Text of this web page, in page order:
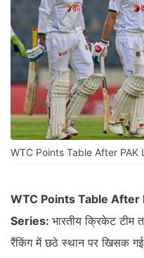
WTC Points Table After PAK
WTC Points Table After
Series: भारतीय क्रिकेट टीम
रैंकिंग में छठे स्थान पर खिसक